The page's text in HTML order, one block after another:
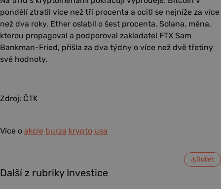
pondělí ztratil více než tři procenta a ocitl se nejníže za více
než dva roky. Ether oslabil o šest procenta. Solana, měna,
kterou propagoval a podporoval zakladatel FTX Sam
Bankman-Fried, přišla za dva týdny o více než dvě třetiny
své hodnoty.
Zdroj: ČTK
Více o akcie burza krypto usa
Sdílet
Další z rubriky Investice